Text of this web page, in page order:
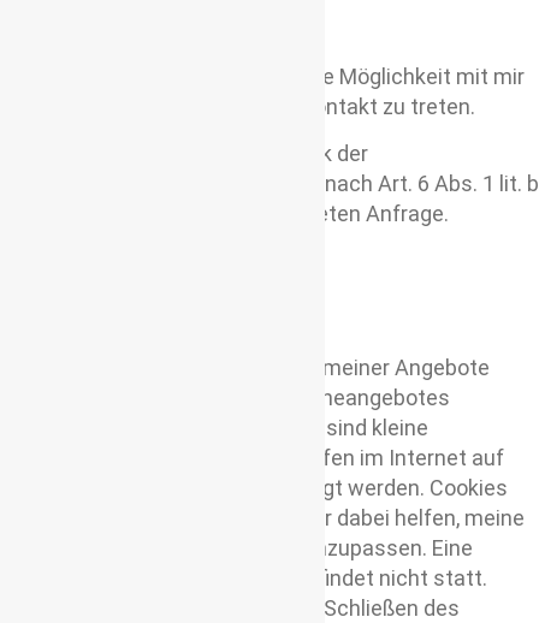
Bei Fragen jeglicher Art hast du die Möglichkeit mit mir
per mail (info@viagolla.com) in Kontakt zu treten.
Die Datenverarbeitung zum Zweck der
Kontaktaufnahme mit mir erfolgt nach Art. 6 Abs. 1 lit. b
DSGVO auf Grundlage Ihrer konkreten Anfrage.
Zur konsequenten Verbesserung meiner Angebote
setze ich im Rahmen meines Onlineangebotes
sogenannte Cookies ein. Cookies sind kleine
Textdateien, die während des Surfen im Internet auf
dem Computer der Nutzer abgelegt werden. Cookies
liefern mir statische Daten, die mir dabei helfen, meine
Website auf deine Bedürfnisse anzupassen. Eine
personenbezogene Verwendung findet nicht statt.
Einige Cookies werden nach dem Schließen des